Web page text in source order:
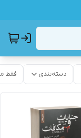
دسته‌بندی فقط